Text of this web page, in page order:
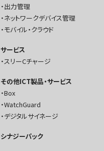
出力管理
ネットワークデバイス管理
モバイル・クラウド
サービス
スリーCチャージ
その他ICT製品・サービス
Box
WatchGuard
デジタルサイネージ
シナジーパック